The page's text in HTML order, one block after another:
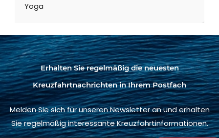
Yoga
Erhalten Sie regelmäßig die neuesten
Kreuzfahrtnachrichten in Ihrem Postfach
Melden Sie sich für unseren Newsletter an und erhalten
Sie regelmäßig interessante Kreuzfahrtinformationen.